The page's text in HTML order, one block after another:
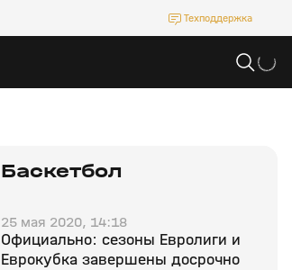
Техподдержка
Баскетбол
25 мая 2020, 14:18
Официально: сезоны Евролиги и
Еврокубка завершены досрочно